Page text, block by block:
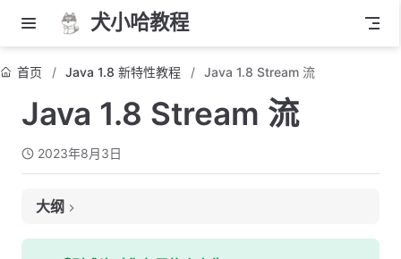
犬小哈教程
首页 Java 1.8 新特性教程 Java 1.8 Stream 流
Java 1.8 Stream 流
2023年8月3日
大纲
什么是 Stream？